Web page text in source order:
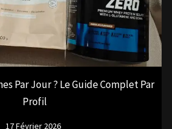
Par Jour ? Le Guide Complet Par
Profil
17 Février 2026